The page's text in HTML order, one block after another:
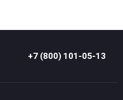
+7 (800) 101-05-13